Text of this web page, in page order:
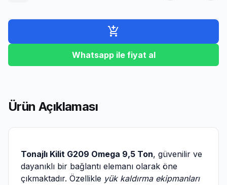
add_shopping_cart
Whatsapp ile fiyat al
Ürün Açıklaması
Tonajlı Kilit G209 Omega 9,5 Ton, güvenilir ve
dayanıklı bir bağlantı elemanı olarak öne
çıkmaktadır. Özellikle yük kaldırma ekipmanları